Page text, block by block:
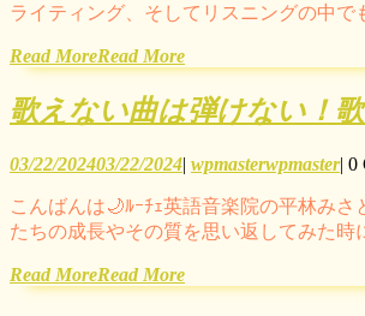
ライティング、そしてリスニングの中
Read MoreRead More
歌えない曲は弾けない！
03/22/202403/22/2024| wpmasterwpmaster| 0
こんばんは🌙ﾙｰﾁｪ英語音楽院の平林み
たちの成長やその質を思い返してみた
Read MoreRead More